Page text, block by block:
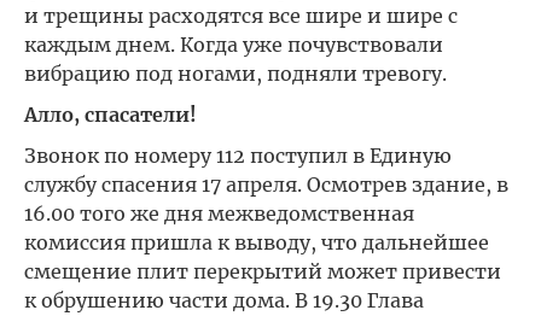
и трещины расходятся все шире и шире с
каждым днем. Когда уже почувствовали
вибрацию под ногами, подняли тревогу.
Алло, спасатели!
Звонок по номеру 112 поступил в Единую
службу спасения 17 апреля. Осмотрев здание, в
16.00 того же дня межведомственная
комиссия пришла к выводу, что дальнейшее
смещение плит перекрытий может привести
к обрушению части дома. В 19.30 Глава